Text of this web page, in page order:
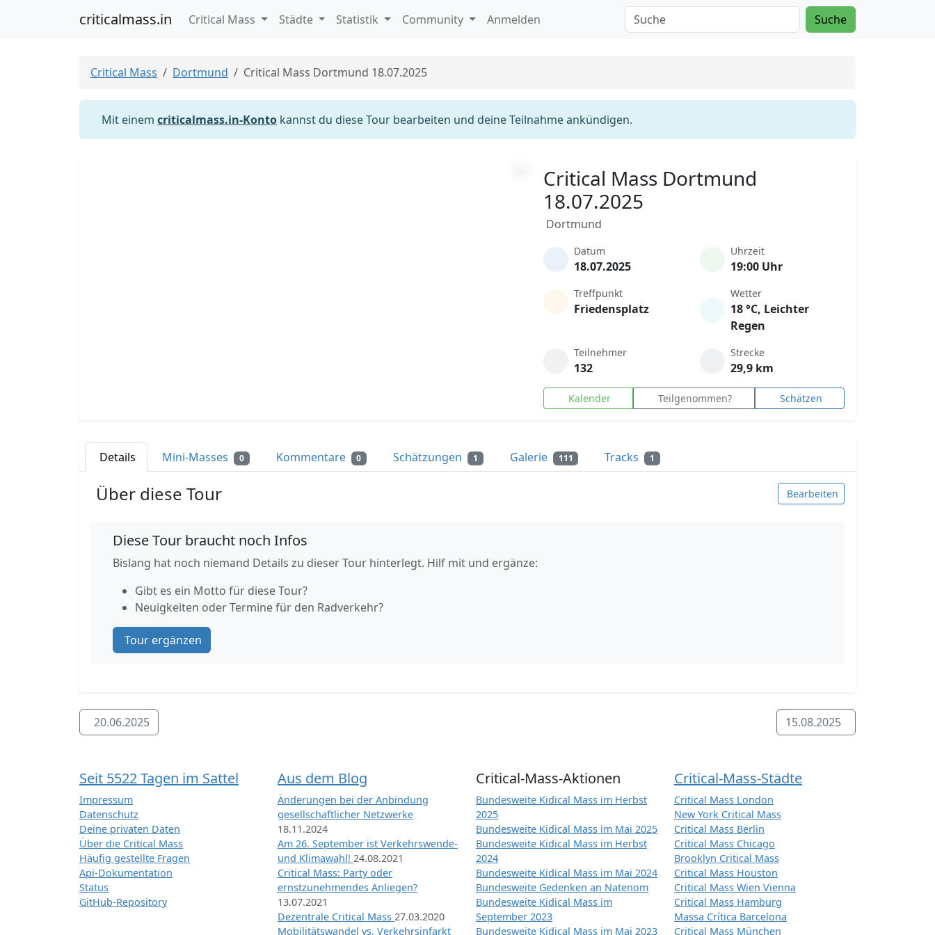
criticalmass.in Critical Mass Städte Statistik Community Anmelden Suche
Critical Mass Dortmund Critical Mass Dortmund 18.07.2025
Mit einem criticalmass.in-Konto kannst du diese Tour bearbeiten und deine Teilnahme ankündigen.
Critical Mass Dortmund
18.07.2025
Dortmund
Datum
18.07.2025
Uhrzeit
19:00 Uhr
Treffpunkt
Friedensplatz
Wetter
18 °C, Leichter
Regen
Teilnehmer
132
Strecke
29,9 km
Kalender Teilgenommen? Schätzen
Details Mini-Masses 0 Kommentare 0 Schätzungen 1 Galerie 111 Tracks 1
Über diese Tour Bearbeiten
Diese Tour braucht noch Infos
Bislang hat noch niemand Details zu dieser Tour hinterlegt. Hilf mit und ergänze:
Gibt es ein Motto für diese Tour?
Neuigkeiten oder Termine für den Radverkehr?
Tour ergänzen
20.06.2025 15.08.2025
Seit 5522 Tagen im Sattel
Impressum
Datenschutz
Deine privaten Daten
Über die Critical Mass
Häufig gestellte Fragen
Api-Dokumentation
Status
GitHub-Repository
Aus dem Blog
Änderungen bei der Anbindung
gesellschaftlicher Netzwerke
18.11.2024
Am 26. September ist Verkehrswende-
und Klimawahl! 24.08.2021
Critical Mass: Party oder
ernstzunehmendes Anliegen?
13.07.2021
Dezentrale Critical Mass 27.03.2020
Mobilitätswandel vs. Verkehrsinfarkt
Critical-Mass-Aktionen
Bundesweite Kidical Mass im Herbst
2025
Bundesweite Kidical Mass im Mai 2025
Bundesweite Kidical Mass im Herbst
2024
Bundesweite Kidical Mass im Mai 2024
Bundesweite Gedenken an Natenom
Bundesweite Kidical Mass im
September 2023
Bundesweite Kidical Mass im Mai 2023
Critical-Mass-Städte
Critical Mass London
New York Critical Mass
Critical Mass Berlin
Critical Mass Chicago
Brooklyn Critical Mass
Critical Mass Houston
Critical Mass Wien Vienna
Critical Mass Hamburg
Massa Crítica Barcelona
Critical Mass München